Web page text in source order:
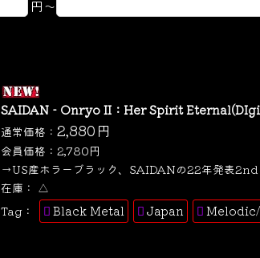
円～
SAIDAN - Onryo II：Her Spirit
通常価格： 2,880 円
会員価格： 2,780円
→US産ホラーブラック、SAIDANの22年発表2nd
在庫： △
Tag：
Black Metal Japan